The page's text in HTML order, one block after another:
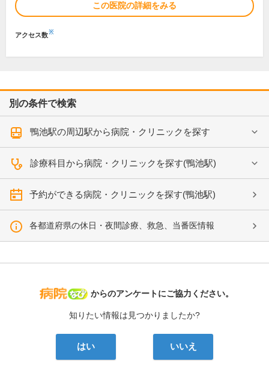
この医院の詳細をみる
アクセス数※
別の条件で検索
鴨池駅の周辺駅から病院・クリニックを探す
診療科目から病院・クリニックを探す(鴨池駅)
予約ができる病院・クリニックを探す(鴨池駅)
各都道府県の休日・夜間診療、救急、当番医情報
病院なび
からのアンケートにご協力ください。
知りたい情報は見つかりましたか?
はい いいえ